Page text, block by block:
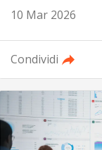
10 Mar 2026
Condividi